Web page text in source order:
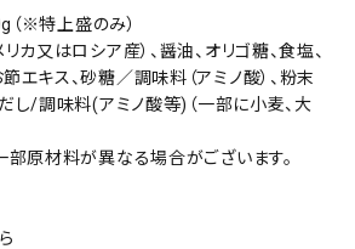
※特上盛のみ）
カ又はロシア産）、醤油、オリゴ糖、食塩、
エキス、砂糖／調味料（アミノ酸）、粉末
し/調味料(アミノ酸等)（一部に小麦、大
部原材料が異なる場合がございます。